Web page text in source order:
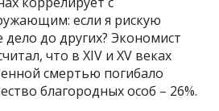
если я рискую
дело до других? Экономист
что в XIV и XV веках
смертью погибало
благородных особ – 26%.